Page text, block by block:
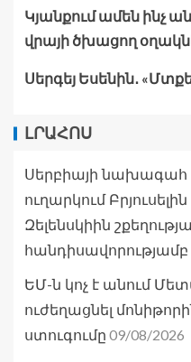
Կյանքում ամեն ինչ
վրայի ծխացող
Սերգեյ Եսենին․
ԼՐԱՀՈՍ
Սերբիայի նախագահ
ուղարկում
Զելենսկիին
հանդիսավորությամբ
ԵՄ-ն կոչ է անում
ուժեղացնել
ստուգումը 09/08/2026